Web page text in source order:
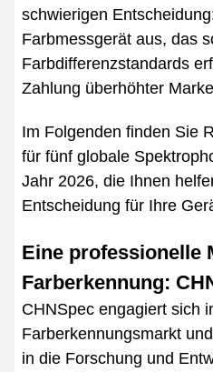
schwierigen
Farbmessgerät aus, das
Farbdifferenzstandards
Zahlung überhöhter
Im Folgenden finden Sie
für fünf globale
Jahr 2026, die Ihnen
Entscheidung für Ihre
Eine professionelle
Farberkennung:
CHNSpec engagiert sich
Farberkennungsmarkt
in die Forschung und